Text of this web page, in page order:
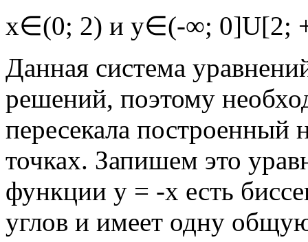
х∈(0; 2) и у∈(-∞; 0]U[2;
Данная система
решений, поэтому
пересекала
точках. Запишем это
функции у = -х есть
углов и имеет одну